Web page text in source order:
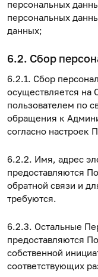
персональных
персональных
данных;
6.2. Сбор
6.2.1. Сбор
осуществляется на
пользователем по
обращения к
согласно настроек
6.2.2. Имя, адрес
предоставляются
обратной связи и
требуются.
6.2.3. Остальные
предоставляются
собственной
соответствующих